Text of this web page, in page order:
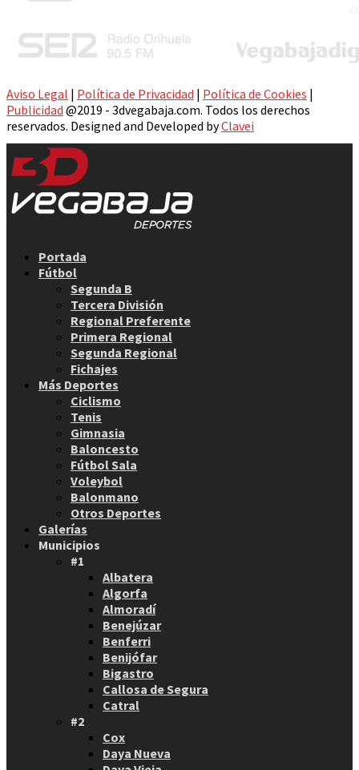
Aviso Legal | Política de Privacidad | Política de Cookies |
Publicidad @2019 - 3dvegabaja.com. Todos los derechos
reservados. Designed and Developed byClavei
Portada
Fútbol
Segunda B
Tercera División
Regional Preferente
Primera Regional
Segunda Regional
Fichajes
Más Deportes
Ciclismo
Tenis
Gimnasia
Baloncesto
Fútbol Sala
Voleybol
Balonmano
Otros Deportes
Galerías
Municipios
#1
Albatera
Algorfa
Almoradí
Benejúzar
Benferri
Benijófar
Bigastro
Callosa de Segura
Catral
#2
Cox
Daya Nueva